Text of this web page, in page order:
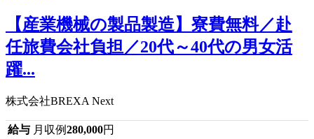
【産業機械の製品製造】寮費無料／赴
任旅費会社負担／20代～40代の男女活
躍...
株式会社BREXA Next
給与 月収例280,000円